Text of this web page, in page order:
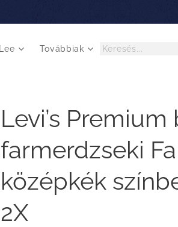
Lee Továbbiak
Levi’s
farmerdzseki
középkék
2X